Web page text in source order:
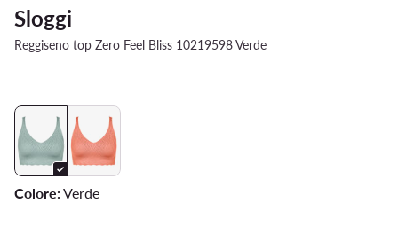
Sloggi
Reggiseno top Zero Feel Bliss 10219598 Verde
Colore:Verde